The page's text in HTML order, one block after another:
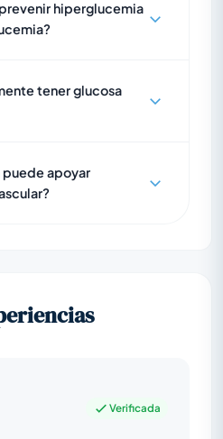
hiperglucemia
tener glucosa
apoyar
Verificada